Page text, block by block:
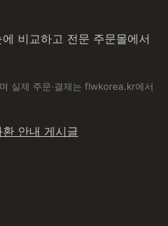
비교하고 전문 주문몰에서
실제 주문·결제는 flwkorea.kr에서
환 안내 게시글